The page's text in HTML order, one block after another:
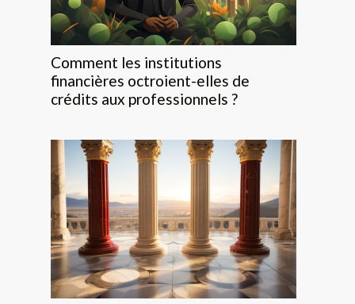
Comment les institutions
financières octroient-elles de
crédits aux professionnels ?